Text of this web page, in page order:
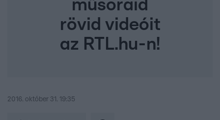
műsoraid
rövid videóit
az RTL.hu-n!
2016. október 31. 19:35